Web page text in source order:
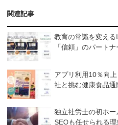
関連記事
教育の常識を変え
「信頼」のパートナ
アプリ利用10％向
社と挑む健康食品
独立社労士の初ホー
SEOも任せられる